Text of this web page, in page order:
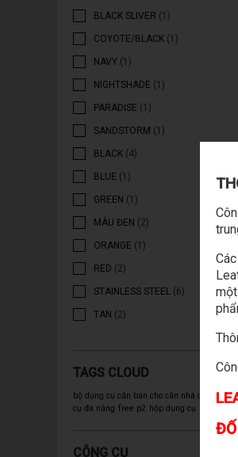
BLACK SLIVER (1)
COYOTE/BLACK (1)
NAVY (1)
NIGHTSHADE (1)
PARADISE (1)
SANDSTORM (1)
BLACK (4)
BLUE (1)
GREEN (1)
MÀU ĐEN (2)
ORANGE (1)
RED (2)
STAINLESS STEEL (6)
TAN (2)
TAGS CLOUD
bộ dụng cụ căn bản cho căn nhà của bạn
cụ đa năng free p2 hộp dụng cụ
CÔNG CỤ